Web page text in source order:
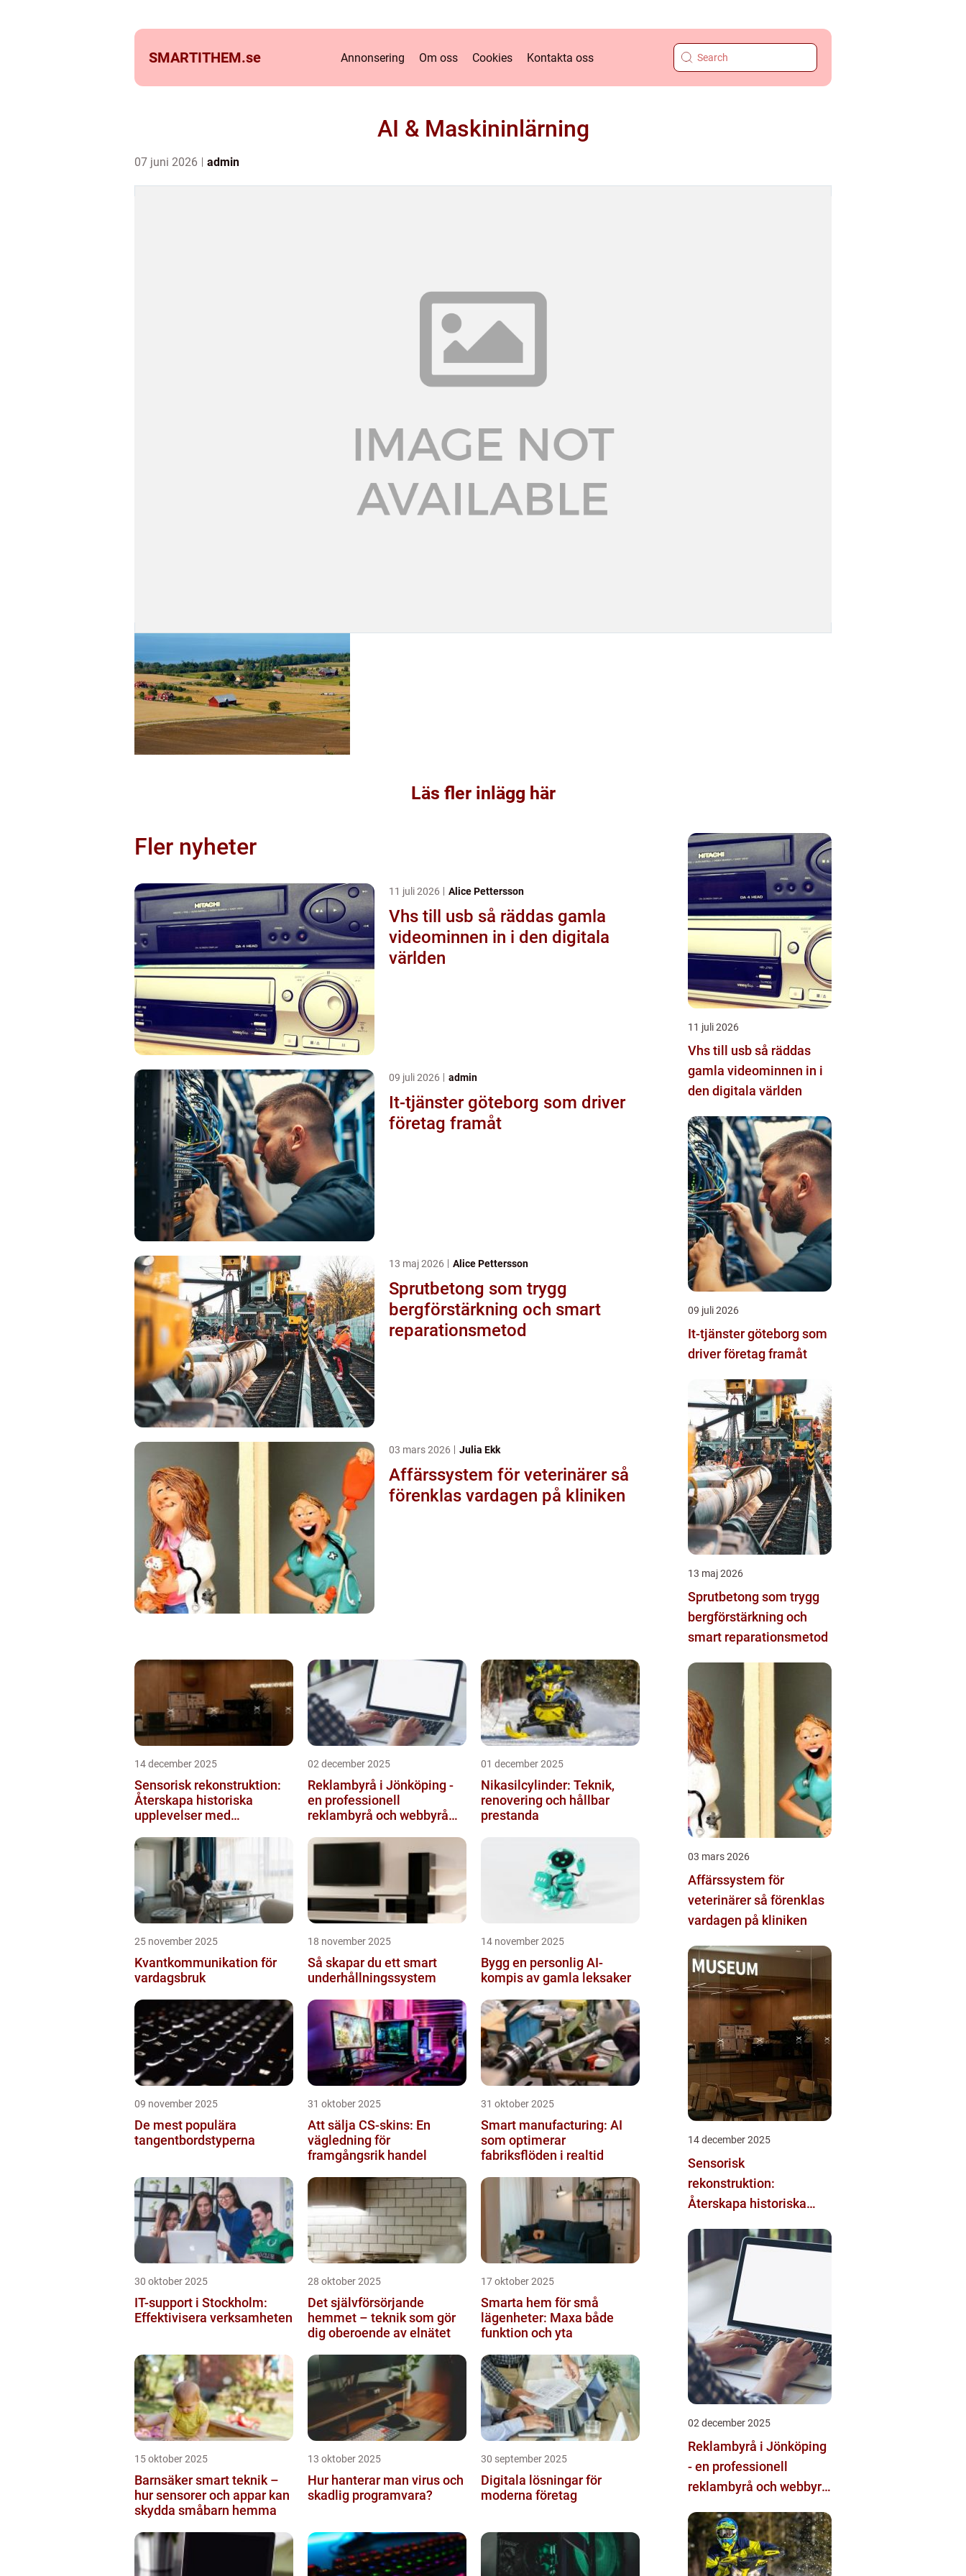
SMARTITHEM.se Annonsering Om oss Cookies Kontakta oss
AI & Maskininlärning
07 juni 2026 admin
Läs fler inlägg här
Fler nyheter
11 juli 2026 Alice Pettersson
Vhs till usb så räddas gamla
videominnen in i den digitala
världen
09 juli 2026 admin
It-tjänster göteborg som driver
företag framåt
13 maj 2026 Alice Pettersson
Sprutbetong som trygg
bergförstärkning och smart
reparationsmetod
03 mars 2026 Julia Ekk
Affärssystem för veterinärer så
förenklas vardagen på kliniken
14 december 2025
Sensorisk rekonstruktion:
Återskapa historiska
upplevelser med
02 december 2025
Reklambyrå i Jönköping -
en professionell
reklambyrå och webbyrå
kommunikati...
01 december 2025
Nikasilcylinder: Teknik,
renovering och hållbar
prestanda
25 november 2025
Kvantkommunikation för
vardagsbruk
18 november 2025
Så skapar du ett smart
underhållningssystem
14 november 2025
Bygg en personlig AI-
kompis av gamla leksaker
09 november 2025
De mest populära
tangentbordstyperna
31 oktober 2025
Att sälja CS-skins: En
vägledning för
framgångsrik handel
31 oktober 2025
Smart manufacturing: AI
som optimerar
fabriksflöden i realtid
30 oktober 2025
IT-support i Stockholm:
Effektivisera verksamheten
28 oktober 2025
Det självförsörjande
hemmet – teknik som gör
dig oberoende av elnätet
17 oktober 2025
Smarta hem för små
lägenheter: Maxa både
funktion och yta
15 oktober 2025
Barnsäker smart teknik –
hur sensorer och appar kan
skydda småbarn hemma
13 oktober 2025
Hur hanterar man virus och
skadlig programvara?
30 september 2025
Digitala lösningar för
moderna företag
11 juli 2026
Vhs till usb så räddas
gamla videominnen in i
den digitala världen
09 juli 2026
It-tjänster göteborg som
driver företag framåt
13 maj 2026
Sprutbetong som trygg
bergförstärkning och
smart reparationsmetod
03 mars 2026
Affärssystem för
veterinärer så förenklas
vardagen på kliniken
14 december 2025
Sensorisk
rekonstruktion:
Återskapa historiska
multimodala AI
02 december 2025
Reklambyrå i Jönköping
- en professionell
reklambyrå och webbyrå
kommunikation